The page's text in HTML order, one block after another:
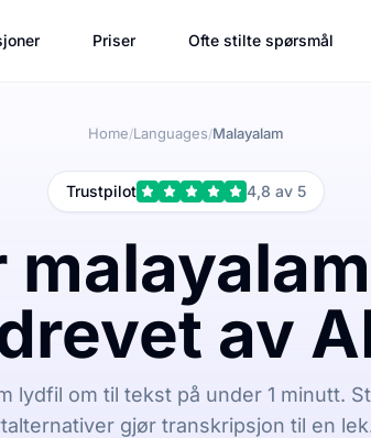
Priser Ofte stilte spørsmål
Home/Languages/Malayalam
Trustpilot 4,8 av 5
av
lydfil om til tekst på under 1 minutt.
gjør transkripsjon til en